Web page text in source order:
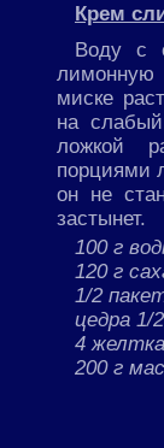
Крем
Воду с
лимонную
миске
на
ложкой
порциями
он не
застынет.
100 г
120 г
1/2
цедра 1/
4 желтка
200 г